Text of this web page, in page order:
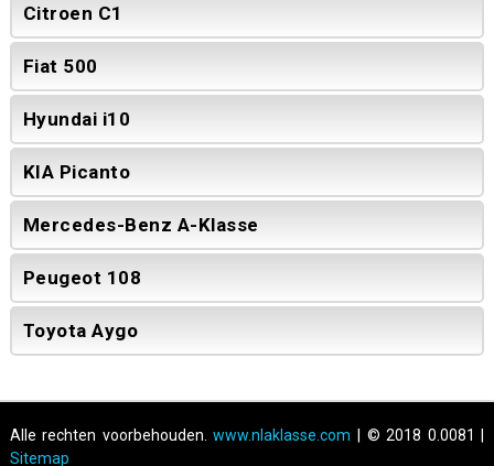
Citroen C1
Fiat 500
Hyundai i10
KIA Picanto
Mercedes-Benz A-Klasse
Peugeot 108
Toyota Aygo
Alle rechten voorbehouden.www.nlaklasse.com | © 2018 0.0081 |
Sitemap